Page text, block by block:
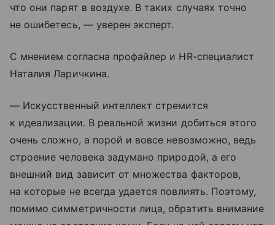
что они парят в воздухе. В таких случаях точно
не ошибетесь, — уверен эксперт.
С мнением согласна профайлер и HR-специалист
Наталия Ларичкина.
— Искусственный интеллект стремится
к идеализации. В реальной жизни добиться этого
очень сложно, а порой и вовсе невозможно, ведь
строение человека задумано природой, а его
внешний вид зависит от множества факторов,
на которые не всегда удается повлиять. Поэтому,
помимо симметричности лица, обратить внимание